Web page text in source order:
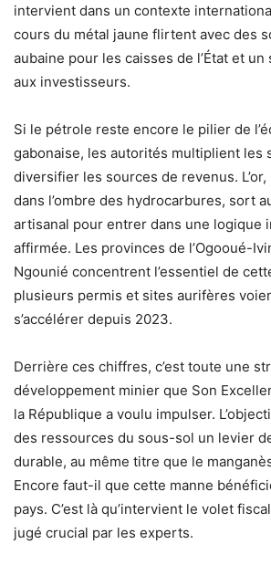
intervient dans un contexte
cours du métal jaune flirtent avec des
aubaine pour les caisses de l’État et
aux investisseurs.
Si le pétrole reste encore le pilier de
gabonaise, les autorités multiplient les
diversifier les sources de revenus.
dans l’ombre des hydrocarbures, sort
artisanal pour entrer dans une logique
affirmée. Les provinces de l’Ogooué-
Ngounié concentrent l’essentiel de
plusieurs permis et sites aurifères
s’accélérer depuis 2023.
Derrière ces chiffres, c’est toute une
développement minier que Son
la République a voulu impulser.
des ressources du sous-sol un levier
durable, au même titre que le
Encore faut-il que cette manne
pays. C’est là qu’intervient le volet
jugé crucial par les experts.